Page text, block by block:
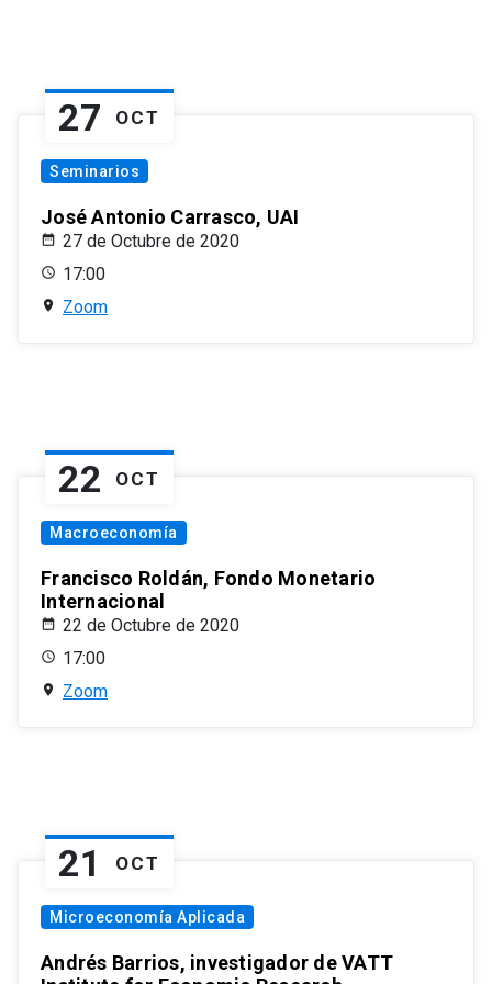
27 OCT
Seminarios
José Antonio Carrasco, UAI
27 de Octubre de 2020
17:00
Zoom
22 OCT
Macroeconomía
Francisco Roldán, Fondo Monetario
Internacional
22 de Octubre de 2020
17:00
Zoom
21 OCT
Microeconomía Aplicada
Andrés Barrios, investigador de VATT